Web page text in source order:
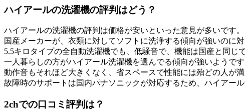
ハイアールの洗濯機の評判はどう？
ハイアールの洗濯機の評判は価格が安いといった意見が多いです。
国産メーカーが、衣類に対してソフトに洗浄する傾向が強いのに
5.5キロタイプの全自動洗濯機でも、低騒音で、機能は国産と同じ
一人暮らしの方がハイアール洗濯機を選んでる傾向が強いようです
動作音もそれほど大きくなく、省スペースで性能には殆どの人が満
故障時のサポートは国内パナソニックが対応するため、ハイアー
2chでの口コミ評判は？